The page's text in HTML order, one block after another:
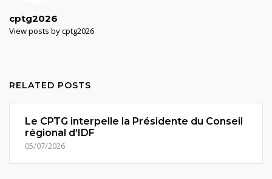
cptg2026
View posts by cptg2026
RELATED POSTS
Le CPTG interpelle la Présidente du Conseil
régional d’IDF
05/07/2026